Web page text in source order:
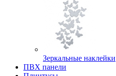
Зеркальные наклейки
ПВХ панели